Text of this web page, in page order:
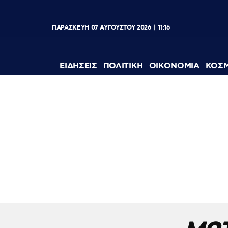
ΠΑΡΑΣΚΕΥΗ 07 ΑΥΓΟΥΣΤΟΥ 2026 11:16
ΕΙΔΗΣΕΙΣ ΠΟΛΙΤΙΚΗ ΟΙΚΟΝΟΜΙΑ